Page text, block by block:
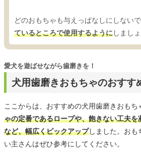
どのおもちゃも与えっぱなしにしないで
ているところで使用するようにしましょ
犬用歯磨きおもちゃのおすす
愛犬を遊ばせながら歯磨きを！
ここからは、おすすめの犬用歯磨きおもち
ゃの定番であるロープや、飽きない工夫
など、幅広くピックアップしました。おも
い主さんはぜひ参考にしてください。